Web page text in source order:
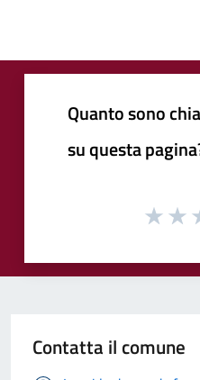
Quanto sono
su questa
Contatta il comune